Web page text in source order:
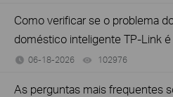
Como verificar se o problema
doméstico inteligente TP-Link é
06-18-2026 102976
As perguntas mais frequentes